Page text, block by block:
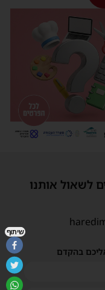
לשאול אותנו
בהקדם
שיתוף